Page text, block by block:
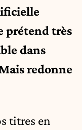
prétend très
dans
redonne
titres en